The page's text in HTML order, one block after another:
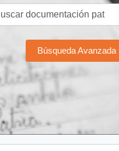
Búsqueda Avanzada